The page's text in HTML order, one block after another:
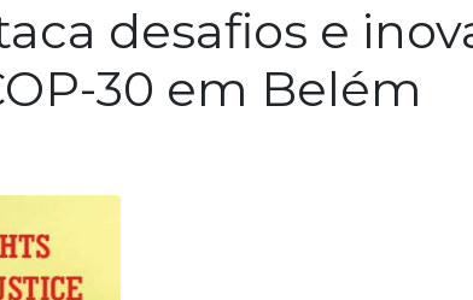
desafios e
30 em Belém